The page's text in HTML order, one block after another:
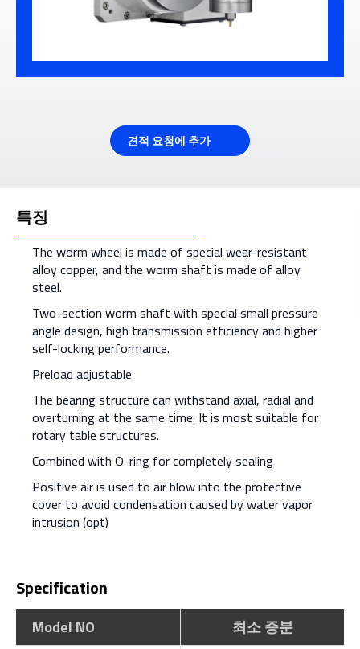
견적 요청에 추가
특징
The worm wheel is made of special wear-resistant
alloy copper, and the worm shaft is made of alloy
steel.
Two-section worm shaft with special small pressure
angle design, high transmission efficiency and higher
self-locking performance.
Preload adjustable
The bearing structure can withstand axial, radial and
overturning at the same time. It is most suitable for
rotary table structures.
Combined with O-ring for completely sealing
Positive air is used to air blow into the protective
cover to avoid condensation caused by water vapor
intrusion (opt)
Specification
Model NO
최소 증분